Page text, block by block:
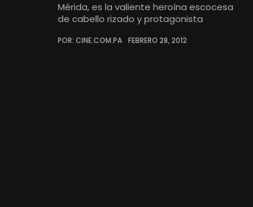
Mérida, es la valiente heroína escocesa
de cabello rizado y protagonista
POR: CINE.COM.PA FEBRERO 28, 2012